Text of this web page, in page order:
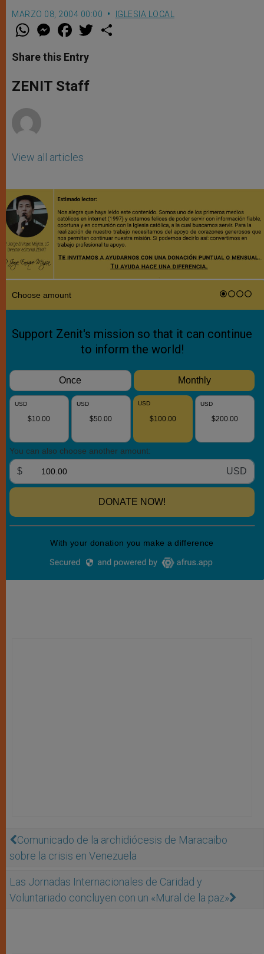
MARZO 08, 2004 00:00 IGLESIA LOCAL
W
t
s
p
p
M
e
s
e
g
e
F
a
e
b
o
k
w
Share this Entry
ZENIT Staff
View all articles
Comunicado de la archidiócesis de Maracaibo
sobre la crisis en Venezuela
Las Jornadas Internacionales de Caridad y
Voluntariado concluyen con un «Mural de la paz»